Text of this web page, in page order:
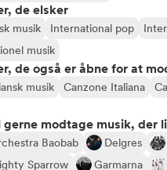
de elsker
musik International pop
musik
de også er åbne for at
musik Canzone Italiana
gerne modtage musik, der
Baobab Delgres
Sparrow
Garmarna